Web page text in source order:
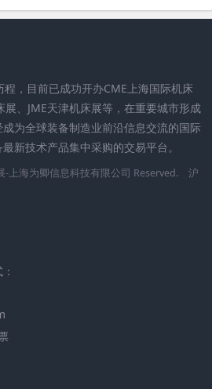
，目前已成功开办CME上海国际机床
、JME天津机床展等，在重要城市形成
为全球装备制造业前沿信息交流的国际
新技术产品集中采购的交易平台。
-上海为卿信息科技有限公司 Reserved.
沪